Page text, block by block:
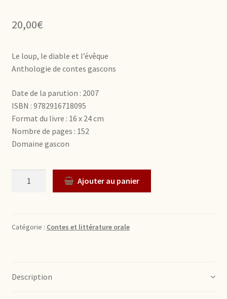
20,00€
Le loup, le diable et l’évêque
Anthologie de contes gascons
Date de la parution : 2007
ISBN : 9782916718095
Format du livre : 16 x 24 cm
Nombre de pages : 152
Domaine gascon
Quantité Ajouter au panier
Catégorie : Contes et littérature orale
Description